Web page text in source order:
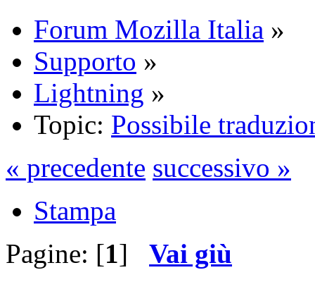
Forum Mozilla Italia »
Supporto »
Lightning »
Topic: Possibile
« precedente successivo »
Stampa
Pagine: [1] Vai giù